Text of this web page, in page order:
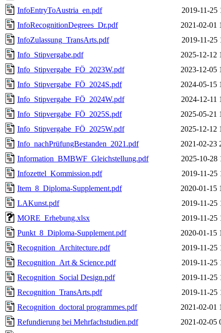
InfoEntryToAustria_en.pdf
2019-11-25
InfoRecognitionDegrees_Dr.pdf
2021-02-01
InfoZulassung_TransArts.pdf
2019-11-25
Info_Stipvergabe.pdf
2025-12-12
Info_Stipvergabe_FÖ_2023W.pdf
2023-12-05
Info_Stipvergabe_FÖ_2024S.pdf
2024-05-15
Info_Stipvergabe_FÖ_2024W.pdf
2024-12-11
Info_Stipvergabe_FÖ_2025S.pdf
2025-05-21
Info_Stipvergabe_FÖ_2025W.pdf
2025-12-12
Info_nachPrüfungBestanden_2021.pdf
2021-02-23
Information_BMBWF_Gleichstellung.pdf
2025-10-28
Infozettel_Kommission.pdf
2019-11-25
Item_8_Diploma-Supplement.pdf
2020-01-15
LAKunst.pdf
2019-11-25
MORE_Erhebung.xlsx
2019-11-25
Punkt_8_Diploma-Supplement.pdf
2020-01-15
Recognition_Architecture.pdf
2019-11-25
Recognition_Art & Science.pdf
2019-11-25
Recognition_Social Design.pdf
2019-11-25
Recognition_TransArts.pdf
2019-11-25
Recognition_doctoral programmes.pdf
2021-02-01
Refundierung bei Mehrfachstudien.pdf
2021-02-05